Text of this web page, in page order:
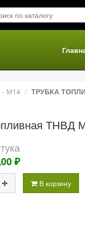
М14 ТРУБКА
ТНВД
₽
В корзину